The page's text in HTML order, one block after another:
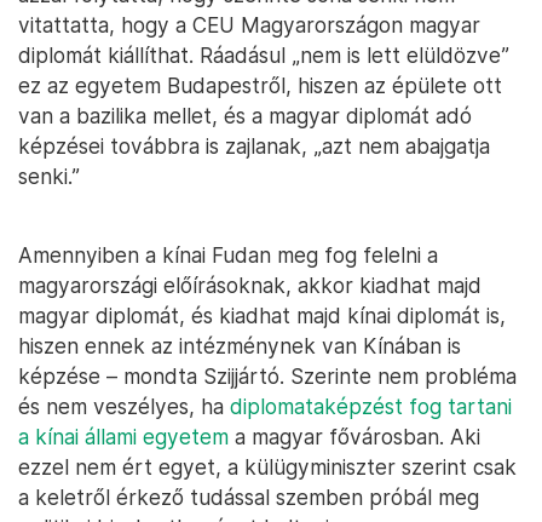
vitattatta, hogy a CEU Magyarországon magyar
diplomát kiállíthat. Ráadásul „nem is lett elüldözve”
ez az egyetem Budapestről, hiszen az épülete ott
van a bazilika mellet, és a magyar diplomát adó
képzései továbbra is zajlanak, „azt nem abajgatja
senki.”
Amennyiben a kínai Fudan meg fog felelni a
magyarországi előírásoknak, akkor kiadhat majd
magyar diplomát, és kiadhat majd kínai diplomát is,
hiszen ennek az intézménynek van Kínában is
képzése – mondta Szijjártó. Szerinte nem probléma
és nem veszélyes, ha diplomataképzést fog tartani
a kínai állami egyetem a magyar fővárosban. Aki
ezzel nem ért egyet, a külügyminiszter szerint csak
a keletről érkező tudással szemben próbál meg